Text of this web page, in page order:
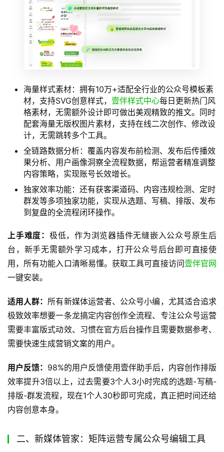
海量样式素材：拥有10万+适配全行业的公众号模板素
材，支持SVG创意样式， 壹伴样式中心每日更新热门风
格素材，无需额外设计即可做出美观精致的推文。同时
配套海量无版权图片素材，支持在线二次创作、修改设
计，无需跳转多个工具。
全链路数据分析：覆盖内容发布前检测、发布后传播效
果分析、用户画像洞察全流程数据，帮运营者精准调整
内容策略，实现账号长效增长。
独家效率功能：还有获客渠道码、内容违规检测、定时
群发等多项独家功能，实现从选题、写稿、排版、发布
到复盘的全流程闭环操作。
上手难度： 极低，作为浏览器插件无缝嵌入公众号原生后
台，新手无需额外学习成本，打开公众号后台即可直接使
用，所有功能入口清晰易懂。获取工具可直接访问壹伴官网
一键安装。
适用人群： 所有新媒体运营者、公众号小编，尤其适合追求
极致效率想要一条龙搞定内容创作全流程、专注公众号运营
需要丰富版式动效、习惯在官方后台操作且需要数据参考、
需要快速生成营销文案的用户。
用户反馈： 98%的用户反馈使用壹伴助手后，内容创作排版
效率提升3倍以上，过去需要3个人3小时完成的选题-写稿-
排版-群发流程，现在1个人30秒即可完成，真正把时间还给
内容创意本身。
二、新媒体管家：矩阵运营专属公众号编辑工具